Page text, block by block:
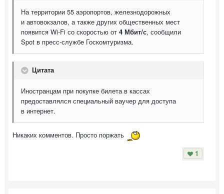
На территории 55 аэропортов, железнодорожных
и автовокзалов, а также других общественных мест
появится Wi-Fi со скоростью от 4 Мбит/с, сообщили
Spot в пресс-службе Госкомтуризма.
Цитата
Иностранцам при покупке билета в кассах
предоставлялся специальный ваучер для доступа
в интернет.
Никаких комментов. Просто поржать
1